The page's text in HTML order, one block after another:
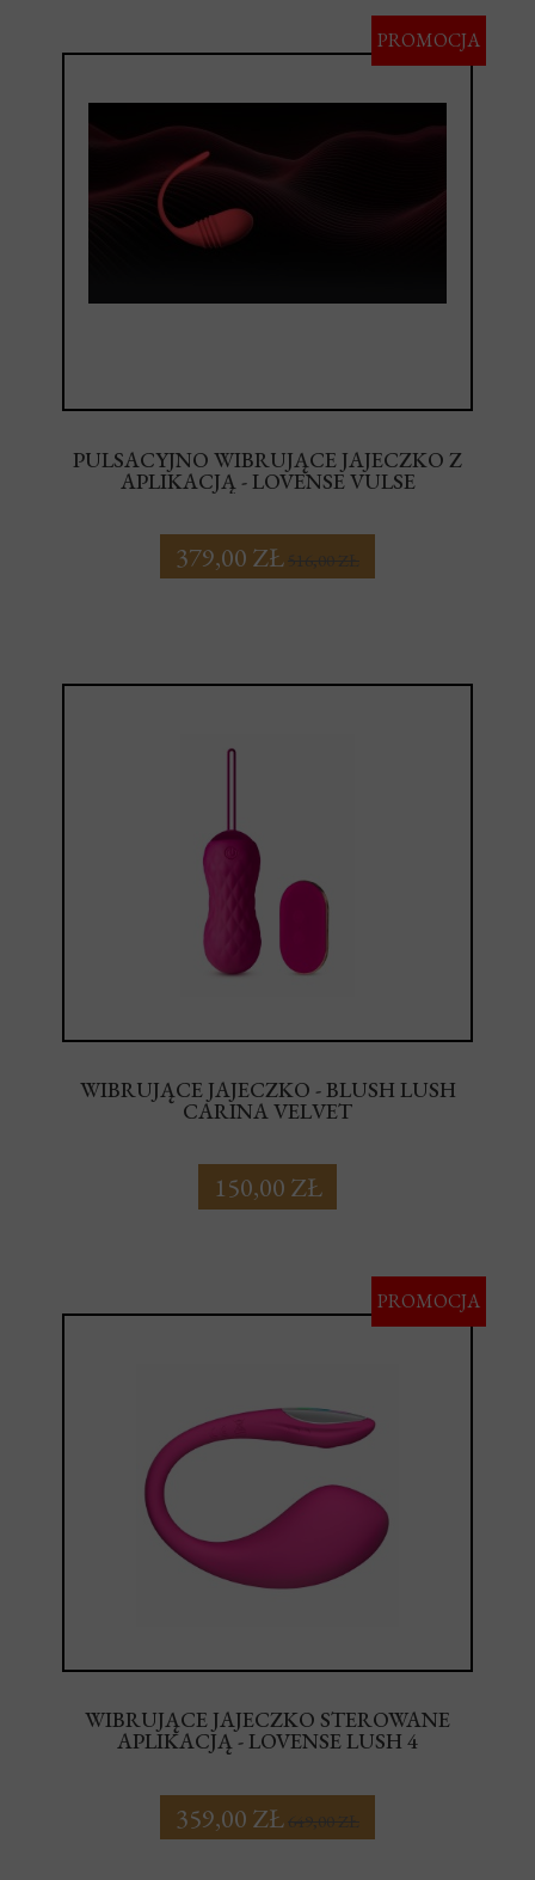
PULSACYJNO WIBRUJĄCE JAJECZKO Z
APLIKACJĄ - LOVENSE VULSE
379,00 ZŁ516,00 ZŁ
PROMOCJA
WIBRUJĄCE JAJECZKO - BLUSH LUSH
CARINA VELVET
150,00 ZŁ
WIBRUJĄCE JAJECZKO STEROWANE
APLIKACJĄ - LOVENSE LUSH 4
359,00 ZŁ649,00 ZŁ
PROMOCJA